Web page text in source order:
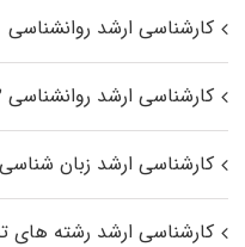
کارشناسی ارشد روانشناسی
کارشناسی ارشد روانشناسی ۲
کارشناسی ارشد زبان شناسی
کارشناسی ارشد رﺷﺘﻪ ﻫﺎی